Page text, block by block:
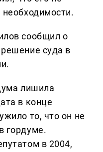
сообщил о
суда в
лишила
в конце
то, что он не
гордуме.
в 2004,